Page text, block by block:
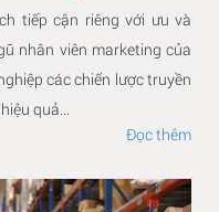
tiếp cận riêng với ưu và
nhân viên marketing của
các chiến lược truyền
quả...
Đọc thêm